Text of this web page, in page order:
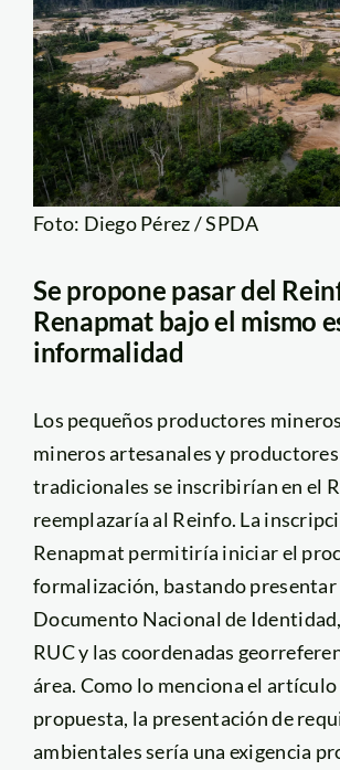
Foto: Diego Pérez / SPDA
Se propone pasar del
Renapmat bajo el mismo
informalidad
Los pequeños productores
mineros artesanales y
tradicionales se inscribirían en el
reemplazaría al Reinfo. La
Renapmat permitiría iniciar el
formalización, bastando presentar
Documento Nacional de
RUC y las coordenadas
área. Como lo menciona el artículo
propuesta, la presentación de
ambientales sería una exigencia